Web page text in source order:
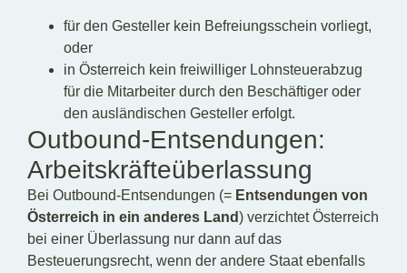
für den Gesteller kein Befreiungsschein vorliegt,
oder
in Österreich kein freiwilliger Lohnsteuerabzug
für die Mitarbeiter durch den Beschäftiger oder
den ausländischen Gesteller erfolgt.
Outbound-Entsendungen:
Arbeitskräfteüberlassung
Bei Outbound-Entsendungen (= Entsendungen von
Österreich in ein anderes Land) verzichtet Österreich
bei einer Überlassung nur dann auf das
Besteuerungsrecht, wenn der andere Staat ebenfalls